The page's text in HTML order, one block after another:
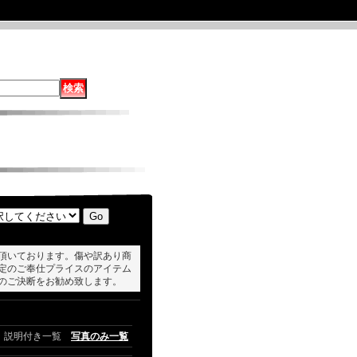
いております。傷や訳あり商
のご奉仕プライスのアイテム
決断をお勧め致します。
説明付き一覧 写真のみ一覧